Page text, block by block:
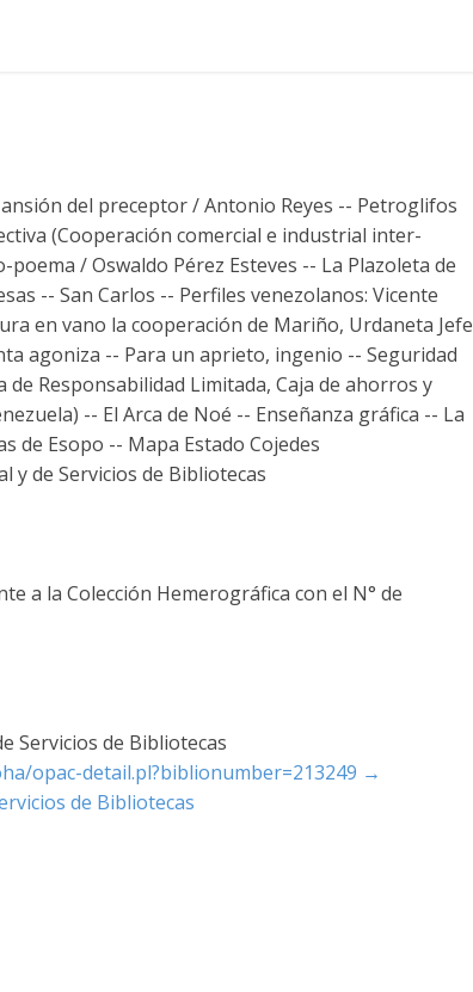
del preceptor / Antonio Reyes -- Petroglifos
(Cooperación comercial e industrial inter-
/ Oswaldo Pérez Esteves -- La Plazoleta de
-- San Carlos -- Perfiles venezolanos: Vicente
en vano la cooperación de Mariño, Urdaneta Jefe
agoniza -- Para un aprieto, ingenio -- Seguridad
Responsabilidad Limitada, Caja de ahorros y
-- El Arca de Noé -- Enseñanza gráfica -- La
de Esopo -- Mapa Estado Cojedes
de Servicios de Bibliotecas
a la Colección Hemerográfica con el N° de
Servicios de Bibliotecas
opac-detail.pl?biblionumber=213249 →
de Bibliotecas